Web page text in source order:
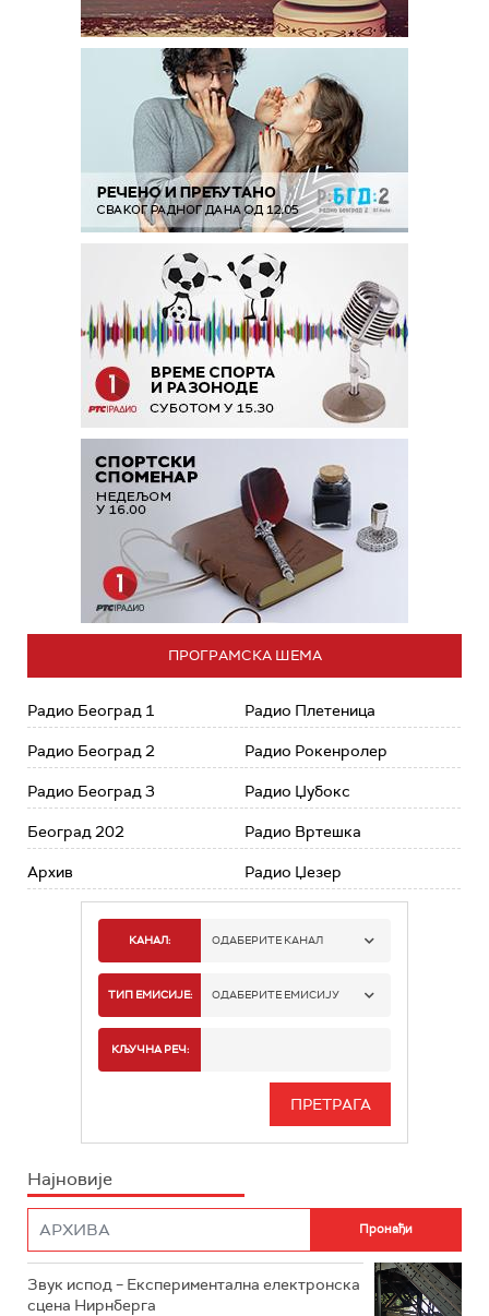
ПРОГРАМСКА ШЕМА
Радио Београд 1
Радио Београд 2
Радио Београд 3
Београд 202
Архив
Радио Плетеница
Радио Рокенролер
Радио Џубокс
Радио Вртешка
Радио Џезер
КАНАЛ: ОДАБЕРИТЕ КАНАЛ
РАДИО БЕОГРАД 1
РАДИО БЕОГРАД 3
РАДИО РОКЕНРОЛЕР
ТИП ЕМИСИЈЕ: ОДАБЕРИТЕ ЕМИСИЈУ
ИНФО
КЉУЧНА РЕЧ:
Најновије
Звук испод – Експериментална електронска
сцена Нирнберга